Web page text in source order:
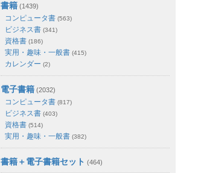
書籍 (1439)
コンピュータ書 (563)
ビジネス書 (341)
資格書 (186)
実用・趣味・一般書 (415)
カレンダー (2)
電子書籍 (2032)
コンピュータ書 (817)
ビジネス書 (403)
資格書 (514)
実用・趣味・一般書 (382)
書籍＋電子書籍セット (464)